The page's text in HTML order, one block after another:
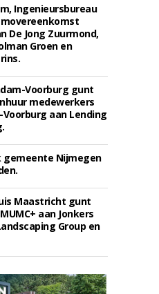
Ingenieursbureau
De Jong Zuurmond,
Groen en
Voorburg gunt
medewerkers
aan Lending
Nijmegen
Maastricht gunt
aan Jonkers
Group en